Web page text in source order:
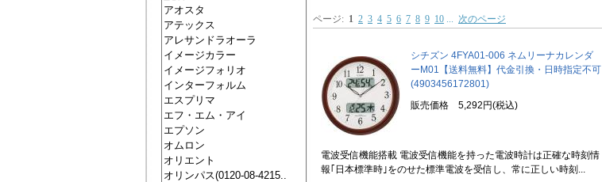
ページ: 1 2 3 4 5 6 7 8 9 10 ... 次のページ
シチズン 4FYA01-006 ネムリーナカレンダ
ーM01【送料無料】代金引換・日時指定不可
(4903456172801)
販売価格 5,292円(税込)
電波受信機能搭載 電波受信機能を持った電波時計は正確な時刻情
報｢日本標準時｣をのせた標準電波を受信し、常に正しい時刻...